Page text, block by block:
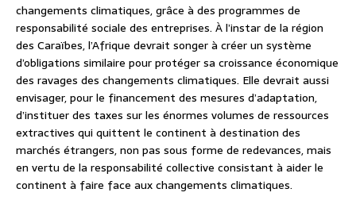
changements climatiques, grâce à des programmes de
responsabilité sociale des entreprises. À l’instar de la région
des Caraïbes, l’Afrique devrait songer à créer un système
d’obligations similaire pour protéger sa croissance économique
des ravages des changements climatiques. Elle devrait aussi
envisager, pour le financement des mesures d’adaptation,
d’instituer des taxes sur les énormes volumes de ressources
extractives qui quittent le continent à destination des
marchés étrangers, non pas sous forme de redevances, mais
en vertu de la responsabilité collective consistant à aider le
continent à faire face aux changements climatiques.